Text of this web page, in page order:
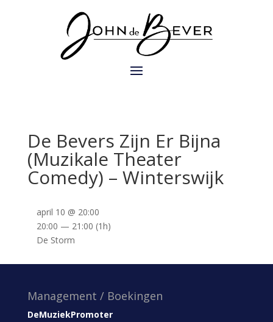
De Bevers Zijn Er Bijna
(Muzikale Theater
Comedy) – Winterswijk
april 10 @ 20:00
20:00 — 21:00 (1h)
De Storm
Management / Boekingen
DeMuziekPromoter